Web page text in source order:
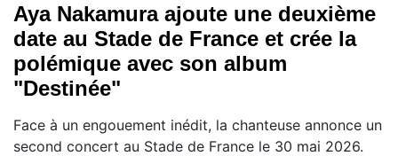
Aya Nakamura ajoute une deuxième
date au Stade de France et crée la
polémique avec son album
"Destinée"
Face à un engouement inédit, la chanteuse annonce un
second concert au Stade de France le 30 mai 2026.